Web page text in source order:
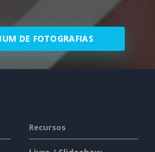
DE FOTOGRAFIAS
Recursos